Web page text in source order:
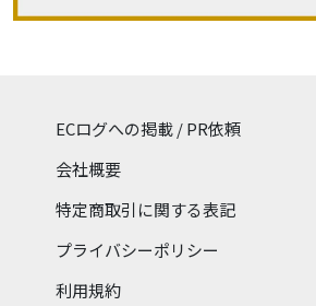
ECログへの掲載 / PR依頼
会社概要
特定商取引に関する表記
プライバシーポリシー
利用規約